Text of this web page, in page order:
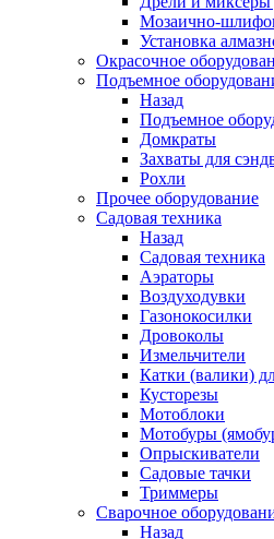
Мозаично-
Установка
Окрасочное
Подъемное
Назад
Подъемное
Домкраты
Захваты для
Рохли
Прочее оборудование
Садовая техника
Назад
Садовая техника
Аэраторы
Воздуходувки
Газонокосилки
Дровоколы
Измельчители
Катки (валики)
Кусторезы
Мотоблоки
Мотобуры
Опрыскиватели
Садовые тачки
Триммеры
Сварочное
Назад